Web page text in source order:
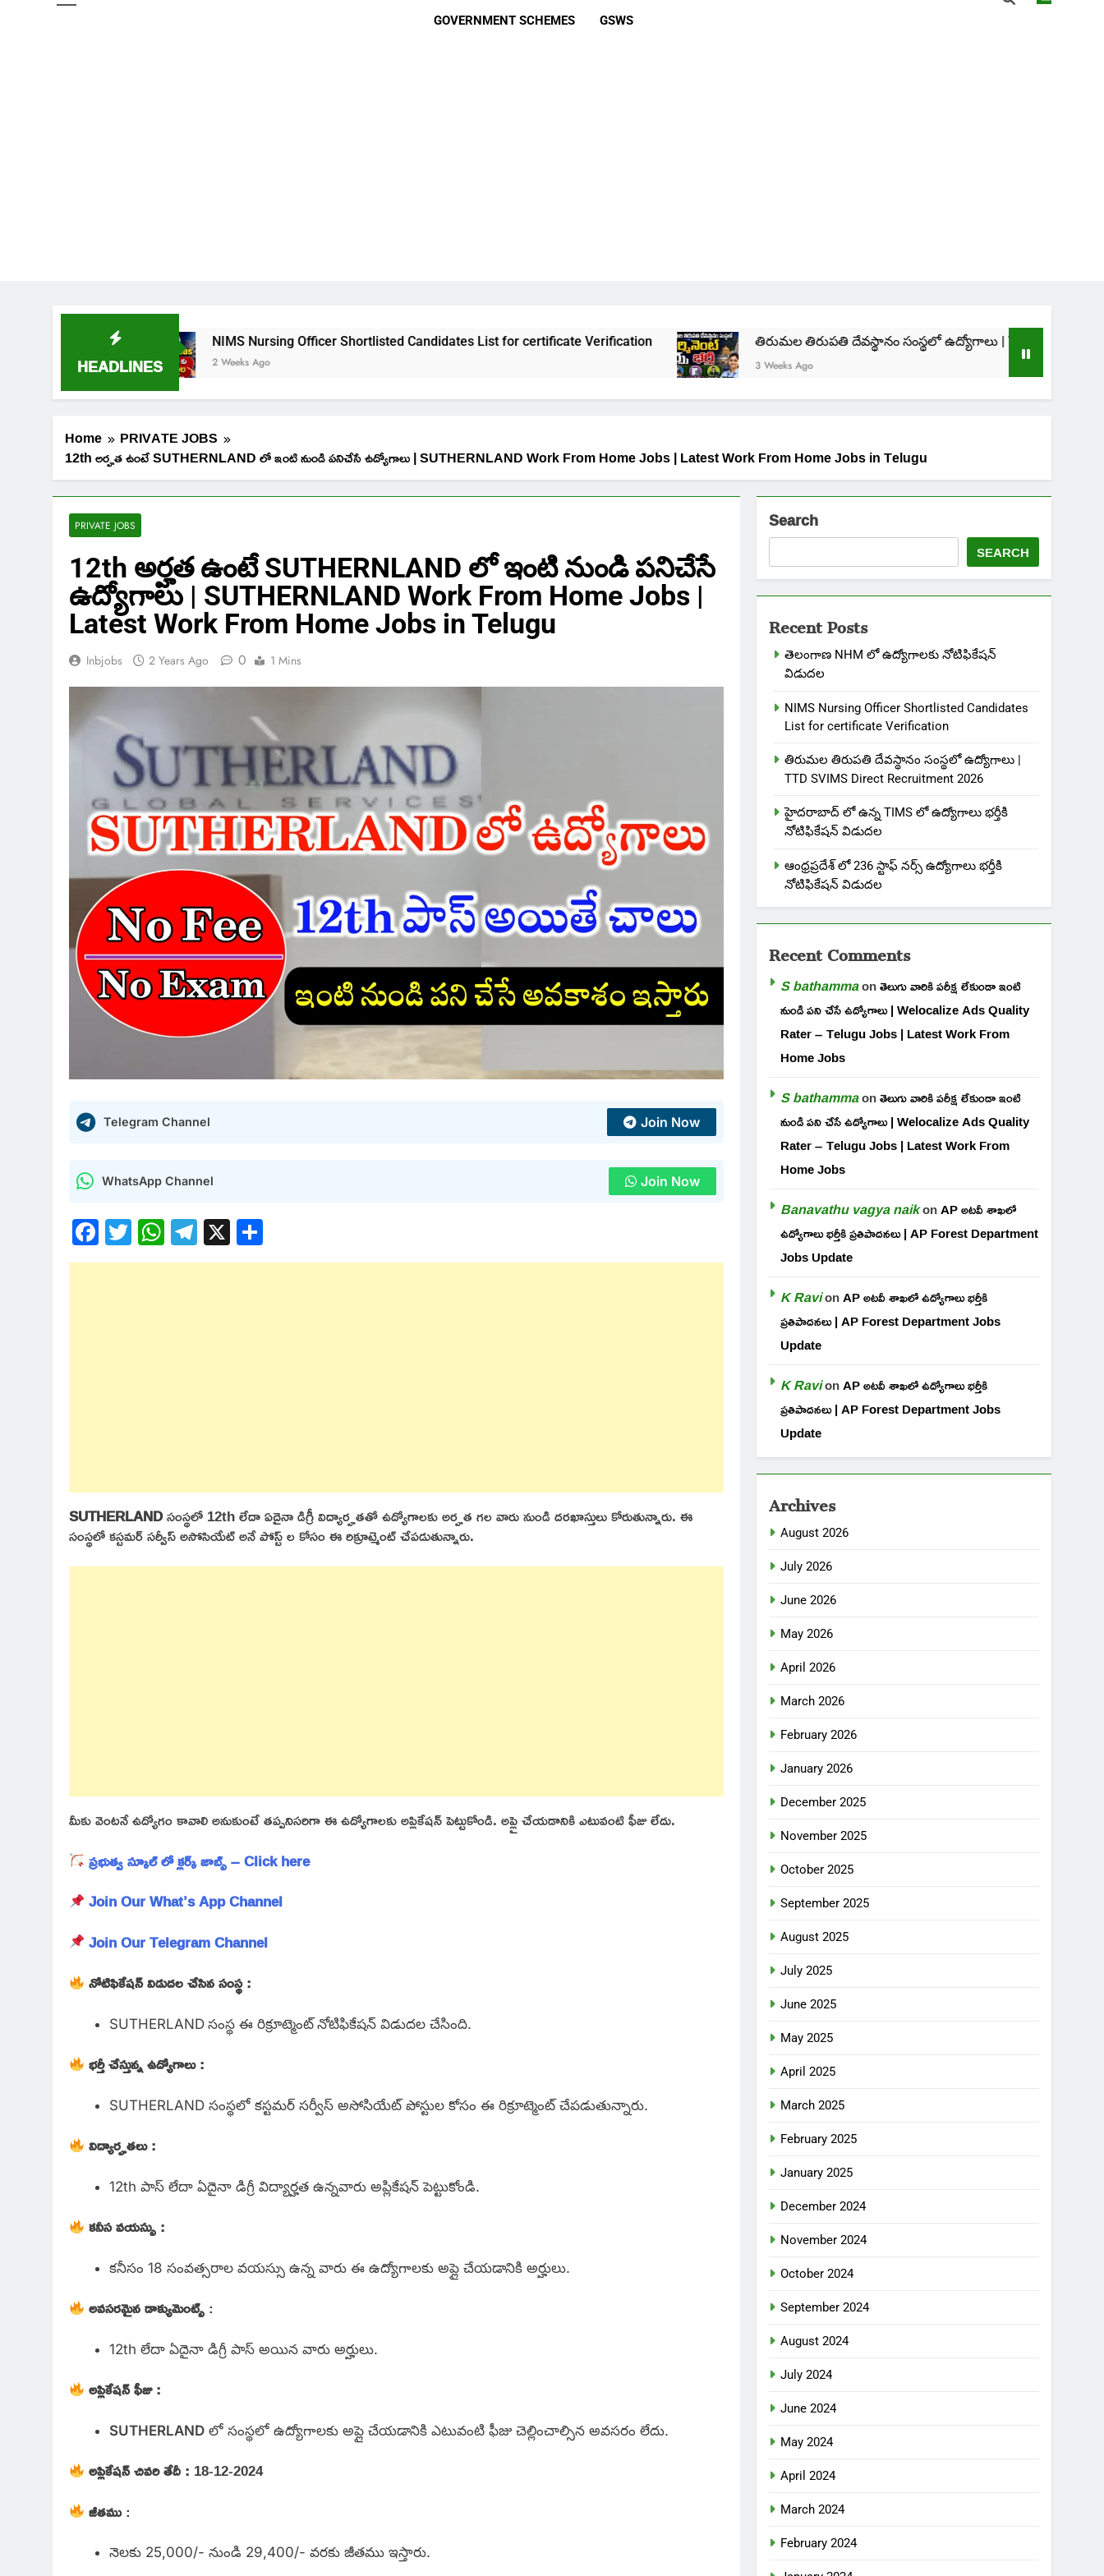
GOVERNMENT SCHEMES GSWS
HEADLINES
NIMS Nursing Officer Shortlisted Candidates List for certificate Verification
2 Weeks Ago
తిరుమల తిరుపతి దేవస్థానం సంస్థలో ఉద్యోగాలు | TTD SVIMS Direct
3 Weeks Ago
Home
PRIVATE JOBS
12th అర్హత ఉంటే SUTHERNLAND లో ఇంటి నుండి పనిచేసే ఉద్యోగాలు | SUTHERNLAND Work From Home Jobs | Latest Work From Home Jobs in Telugu
PRIVATE JOBS
12th అర్హత ఉంటే SUTHERNLAND లో ఇంటి నుండి పనిచేసే
ఉద్యోగాలు | SUTHERNLAND Work From Home Jobs |
Latest Work From Home Jobs in Telugu
Inbjobs 2 Years Ago 0 1 Mins
Telegram Channel Join Now
WhatsApp Channel Join Now
Facebook
Twitter
WhatsApp
Telegram
X
SUTHERLANDసంస్థలో 12th లేదా ఏదైనా డిగ్రీ విద్యార్హతతో ఉద్యోగాలకు అర్హత గల వారు నుండి దరఖాస్తులు కోరుతున్నారు. ఈ
సంస్థలో కస్టమర్ సర్వీస్ అసోసియేట్ అనే పోస్ట్ ల కోసం ఈ రిక్రూట్మెంట్ చేపడుతున్నారు.
మీకు వెంటనే ఉద్యోగం కావాలి అనుకుంటే తప్పనిసరిగా ఈ ఉద్యోగాలకు అప్లికేషన్ పెట్టుకోండి. అప్లై చేయడానికి ఎటువంటి ఫీజు లేదు.
ప్రభుత్వ స్కూల్ లో క్లర్క్ జాబ్స్ – Click here
Join Our What’s App Channel
Join Our Telegram Channel
నోటిఫికేషన్ విడుదల చేసిన సంస్థ :
SUTHERLAND సంస్థ ఈ రిక్రూట్మెంట్ నోటిఫికేషన్ విడుదల చేసింది.
భర్తీ చేస్తున్న ఉద్యోగాలు :
SUTHERLAND సంస్థలో కస్టమర్ సర్వీస్ అసోసియేట్ పోస్టుల కోసం ఈ రిక్రూట్మెంట్ చేపడుతున్నారు.
విద్యార్హతలు :
12th పాస్ లేదా ఏదైనా డిగ్రీ విద్యార్హత ఉన్నవారు అప్లికేషన్ పెట్టుకోండి.
కనీస వయస్సు :
కనీసం 18 సంవత్సరాల వయస్సు ఉన్న వారు ఈ ఉద్యోగాలకు అప్లై చేయడానికి అర్హులు.
అవసరమైన డాక్యుమెంట్స్:
12th లేదా ఏదైనా డిగ్రీ పాస్ అయిన వారు అర్హులు.
అప్లికేషన్ ఫీజు :
SUTHERLANDలో సంస్థలో ఉద్యోగాలకు అప్లై చేయడానికి ఎటువంటి ఫీజు చెల్లించాల్సిన అవసరం లేదు.
అప్లికేషన్ చివరి తేదీ : 18-12-2024
జీతము:
నెలకు 25,000/- నుండి 29,400/- వరకు జీతము ఇస్తారు.
Search
SEARCH
Recent Posts
తెలంగాణ NHM లో ఉద్యోగాలకు నోటిఫికేషన్
విడుదల
NIMS Nursing Officer Shortlisted Candidates
List for certificate Verification
తిరుమల తిరుపతి దేవస్థానం సంస్థలో ఉద్యోగాలు |
TTD SVIMS Direct Recruitment 2026
హైదరాబాద్ లో ఉన్న TIMS లో ఉద్యోగాలు భర్తీకి
నోటిఫికేషన్ విడుదల
ఆంధ్రప్రదేశ్ లో 236 స్టాఫ్ నర్స్ ఉద్యోగాలు భర్తీకి
నోటిఫికేషన్ విడుదల
Recent Comments
S bathammaonతెలుగు వారికి పరీక్ష లేకుండా ఇంటి
నుండి పని చేసే ఉద్యోగాలు | Welocalize Ads Quality
Rater – Telugu Jobs | Latest Work From
Home Jobs
S bathammaonతెలుగు వారికి పరీక్ష లేకుండా ఇంటి
నుండి పని చేసే ఉద్యోగాలు | Welocalize Ads Quality
Rater – Telugu Jobs | Latest Work From
Home Jobs
Banavathu vagya naikonAP అటవీ శాఖలో
ఉద్యోగాలు భర్తీకి ప్రతిపాదనలు | AP Forest Department
Jobs Update
K RavionAP అటవీ శాఖలో ఉద్యోగాలు భర్తీకి
ప్రతిపాదనలు | AP Forest Department Jobs
Update
K RavionAP అటవీ శాఖలో ఉద్యోగాలు భర్తీకి
ప్రతిపాదనలు | AP Forest Department Jobs
Update
Archives
August 2026
July 2026
June 2026
May 2026
April 2026
March 2026
February 2026
January 2026
December 2025
November 2025
October 2025
September 2025
August 2025
July 2025
June 2025
May 2025
April 2025
March 2025
February 2025
January 2025
December 2024
November 2024
October 2024
September 2024
August 2024
July 2024
June 2024
May 2024
April 2024
March 2024
February 2024